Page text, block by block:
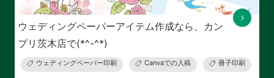
ウェディングペーパーアイテム作成なら、カン
プリ茨木店で(*^-^*)
ウェディングペーパー印刷 Canvaでの入稿 冊子印刷